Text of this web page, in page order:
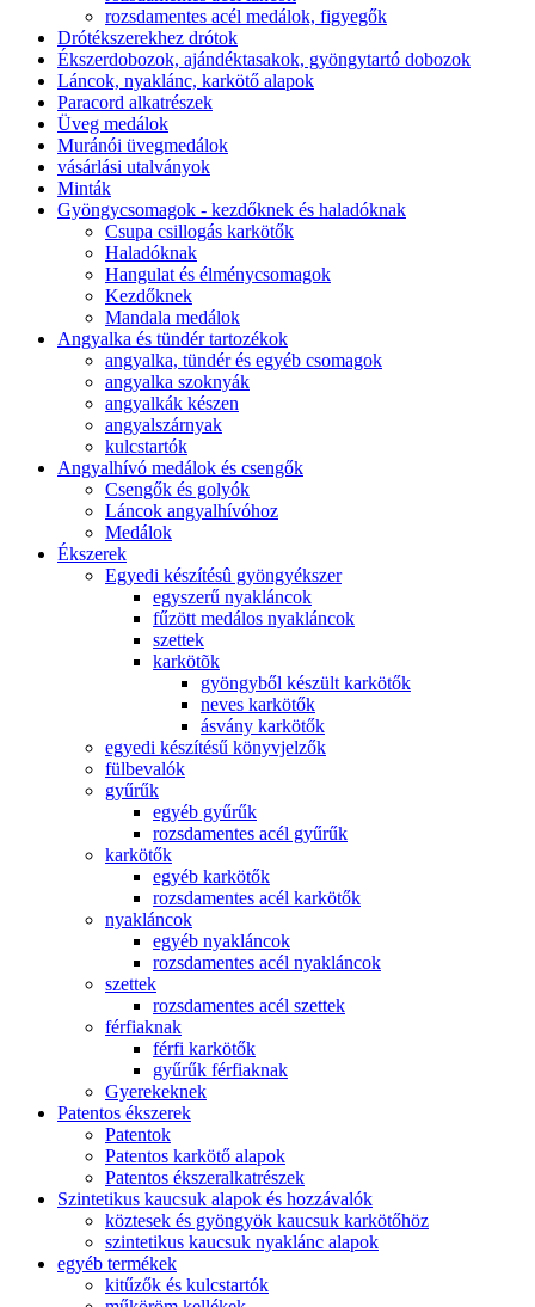
rozsdamentes acél medálok, figyegők
Drótékszerekhez drótok
Ékszerdobozok, ajándéktasakok, gyöngytartó dobozok
Láncok, nyaklánc, karkötő alapok
Paracord alkatrészek
Üveg medálok
Muránói üvegmedálok
vásárlási utalványok
Minták
Gyöngycsomagok - kezdőknek és haladóknak
Csupa csillogás karkötők
Haladóknak
Hangulat és élménycsomagok
Kezdőknek
Mandala medálok
Angyalka és tündér tartozékok
angyalka, tündér és egyéb csomagok
angyalka szoknyák
angyalkák készen
angyalszárnyak
kulcstartók
Angyalhívó medálok és csengők
Csengők és golyók
Láncok angyalhívóhoz
Medálok
Ékszerek
Egyedi készítésû gyöngyékszer
egyszerű nyakláncok
fűzött medálos nyakláncok
szettek
karkötõk
gyöngyből készült karkötők
neves karkötők
ásvány karkötők
egyedi készítésű könyvjelzők
fülbevalók
gyűrűk
egyéb gyűrűk
rozsdamentes acél gyűrűk
karkötők
egyéb karkötők
rozsdamentes acél karkötők
nyakláncok
egyéb nyakláncok
rozsdamentes acél nyakláncok
szettek
rozsdamentes acél szettek
férfiaknak
férfi karkötők
gyűrűk férfiaknak
Gyerekeknek
Patentos ékszerek
Patentok
Patentos karkötő alapok
Patentos ékszeralkatrészek
Szintetikus kaucsuk alapok és hozzávalók
köztesek és gyöngyök kaucsuk karkötőhöz
szintetikus kaucsuk nyaklánc alapok
egyéb termékek
kitűzők és kulcstartók